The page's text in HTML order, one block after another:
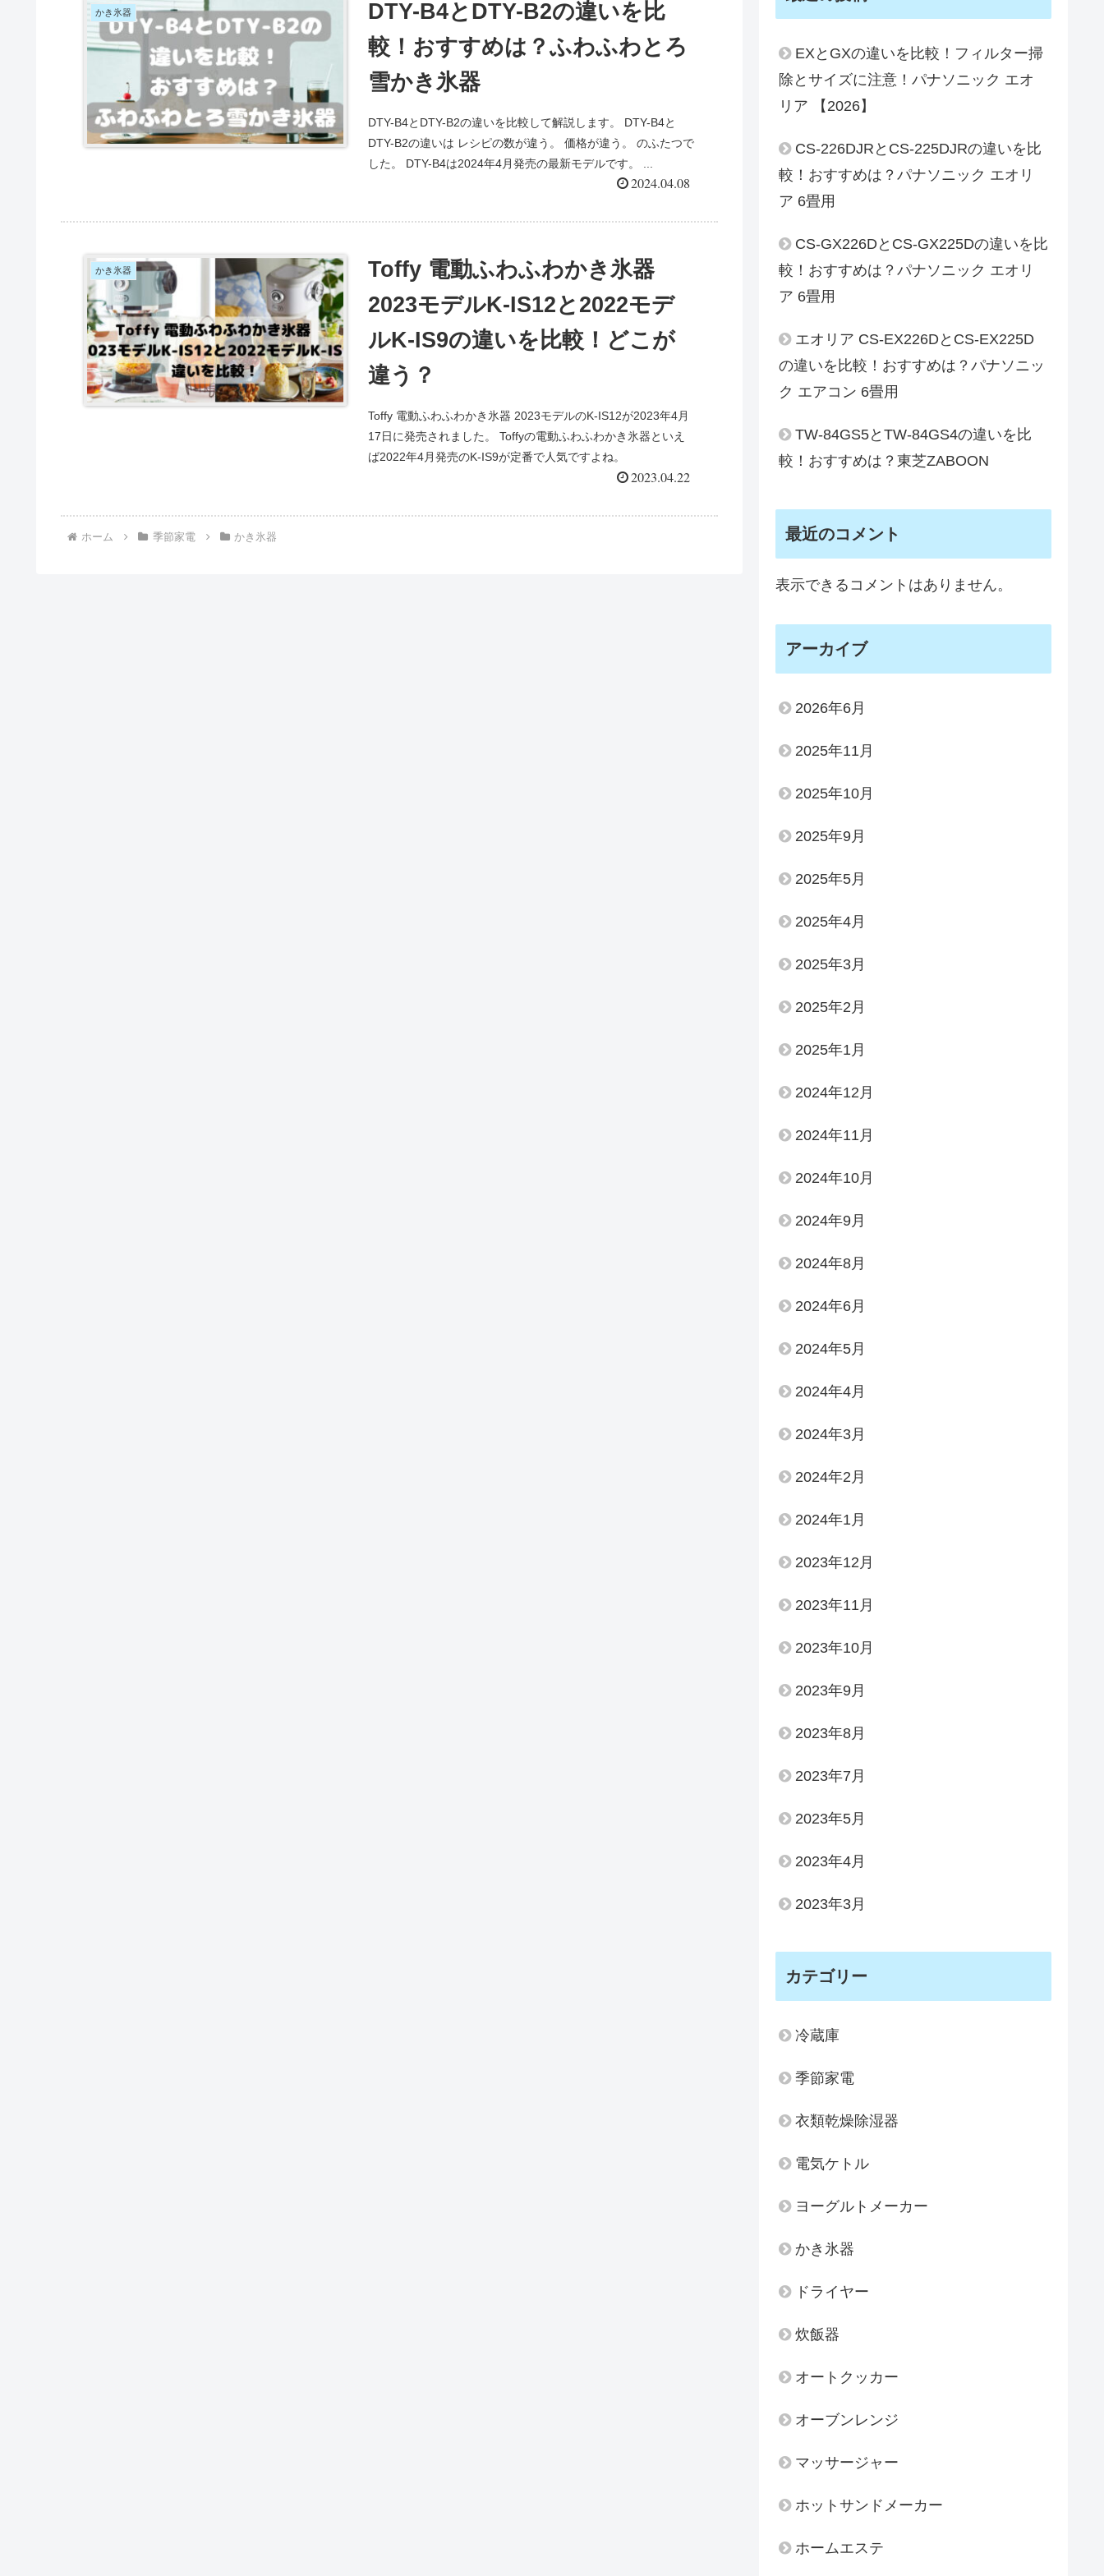
かき氷器
DTY-B4とDTY-B2の違いを比
較！おすすめは？ふわふわとろ
雪かき氷器
DTY-B4とDTY-B2の違いを比較して解説します。 DTY-B4と
DTY-B2の違いは レシピの数が違う。 価格が違う。 のふたつで
した。 DTY-B4は2024年4月発売の最新モデルです。 ...
2024.04.08
かき氷器
Toffy 電動ふわふわかき氷器
2023モデルK-IS12と2022モデ
ルK-IS9の違いを比較！どこが
違う？
Toffy 電動ふわふわかき氷器 2023モデルのK-IS12が2023年4月
17日に発売されました。 Toffyの電動ふわふわかき氷器といえ
ば2022年4月発売のK-IS9が定番で人気ですよね。
2023.04.22
ホーム 季節家電 かき氷器
EXとGXの違いを比較！フィルター掃
除とサイズに注意！パナソニック エオ
リア 【2026】
CS-226DJRとCS-225DJRの違いを比
較！おすすめは？パナソニック エオリ
ア 6畳用
CS-GX226DとCS-GX225Dの違いを比
較！おすすめは？パナソニック エオリ
ア 6畳用
エオリア CS-EX226DとCS-EX225D
の違いを比較！おすすめは？パナソニッ
ク エアコン 6畳用
TW-84GS5とTW-84GS4の違いを比
較！おすすめは？東芝ZABOON
最近のコメント
表示できるコメントはありません。
アーカイブ
2026年6月
2025年11月
2025年10月
2025年9月
2025年5月
2025年4月
2025年3月
2025年2月
2025年1月
2024年12月
2024年11月
2024年10月
2024年9月
2024年8月
2024年6月
2024年5月
2024年4月
2024年3月
2024年2月
2024年1月
2023年12月
2023年11月
2023年10月
2023年9月
2023年8月
2023年7月
2023年5月
2023年4月
2023年3月
カテゴリー
冷蔵庫
季節家電
衣類乾燥除湿器
電気ケトル
ヨーグルトメーカー
かき氷器
ドライヤー
炊飯器
オートクッカー
オーブンレンジ
マッサージャー
ホットサンドメーカー
ホームエステ